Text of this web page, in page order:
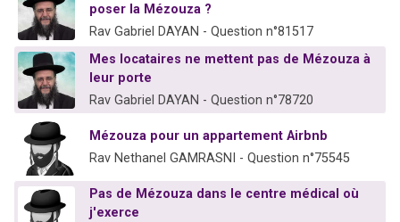
poser la Mézouza ?
Rav Gabriel DAYAN - Question n°81517
Mes locataires ne mettent pas de Mézouza à
leur porte
Rav Gabriel DAYAN - Question n°78720
Mézouza pour un appartement Airbnb
Rav Nethanel GAMRASNI - Question n°75545
Pas de Mézouza dans le centre médical où
j'exerce